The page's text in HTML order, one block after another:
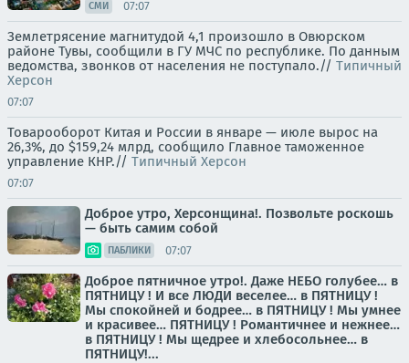
СМИ 07:07
Землетрясение магнитудой 4,1 произошло в Овюрском
районе Тувы, сообщили в ГУ МЧС по республике. По данным
ведомства, звонков от населения не поступало.// Типичный
Херсон
07:07
Товарооборот Китая и России в январе — июле вырос на
26,3%, до $159,24 млрд, сообщило Главное таможенное
управление КНР.// Типичный Херсон
07:07
Доброе утро, Херсонщина!. Позвольте роскошь
— быть самим собой
ПАБЛИКИ 07:07
Доброе пятничное утро!. Даже НЕБО голубее… в
ПЯТНИЦУ ! И все ЛЮДИ веселее… в ПЯТНИЦУ !
Мы спокойней и бодрее… в ПЯТНИЦУ ! Мы умнее
и красивее… ПЯТНИЦУ ! Романтичнее и нежнее…
в ПЯТНИЦУ ! Мы щедрее и хлебосольнее… в
ПЯТНИЦУ!...